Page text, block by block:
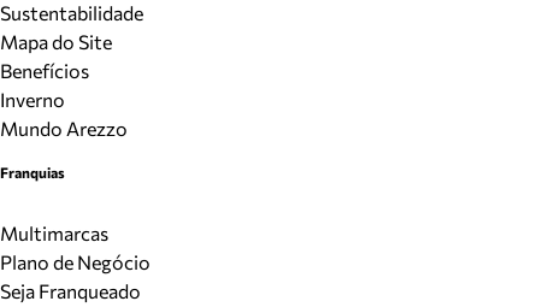
Sustentabilidade
Mapa do Site
Benefícios
Inverno
Mundo Arezzo
Franquias
Multimarcas
Plano de Negócio
Seja Franqueado